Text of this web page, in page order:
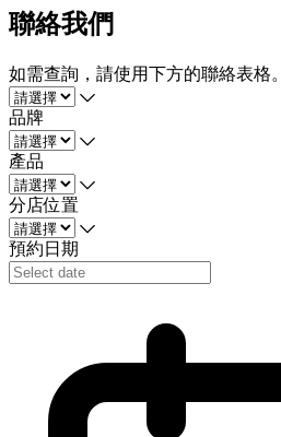
聯絡我們
如需查詢，請使用下方的聯絡表格。
品牌
產品
分店位置
預約日期